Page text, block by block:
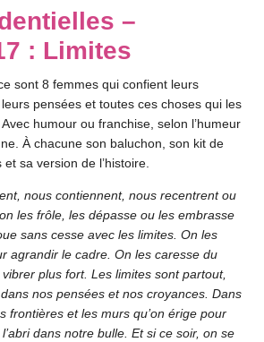
–
: Limites
sont 8 femmes qui confient leurs
pensées et toutes ces choses qui les
humour ou franchise, selon l’humeur
À chacune son baluchon, son kit de
sa version de l’histoire.
nous contiennent, nous recentrent ou
les frôle, les dépasse ou les embrasse
sans cesse avec les limites. On les
agrandir le cadre. On les caresse du
plus fort. Les limites sont partout,
nos pensées et nos croyances. Dans
frontières et les murs qu’on érige pour
dans notre bulle. Et si ce soir, on se